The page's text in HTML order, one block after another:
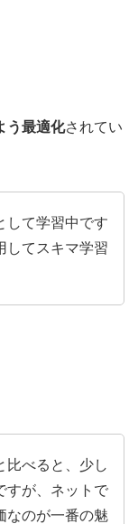
う最適化されてい
して学習中です
してスキマ学習
比べると、少し
すが、ネットで
なのが一番の魅